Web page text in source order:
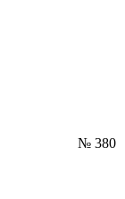
№ 380